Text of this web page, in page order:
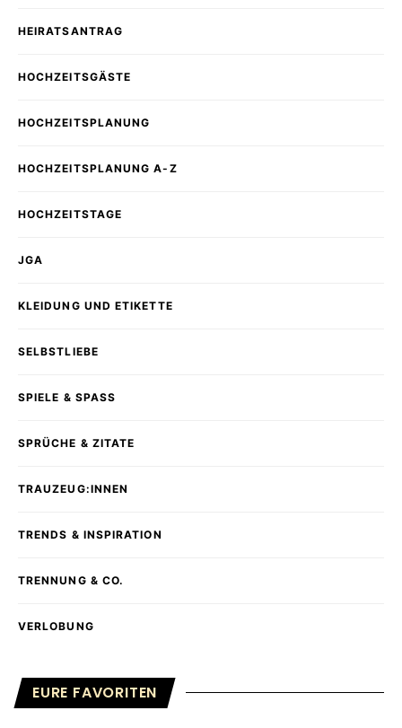
HEIRATSANTRAG
HOCHZEITSGÄSTE
HOCHZEITSPLANUNG
HOCHZEITSPLANUNG A-Z
HOCHZEITSTAGE
JGA
KLEIDUNG UND ETIKETTE
SELBSTLIEBE
SPIELE & SPASS
SPRÜCHE & ZITATE
TRAUZEUG:INNEN
TRENDS & INSPIRATION
TRENNUNG & CO.
VERLOBUNG
EURE FAVORITEN